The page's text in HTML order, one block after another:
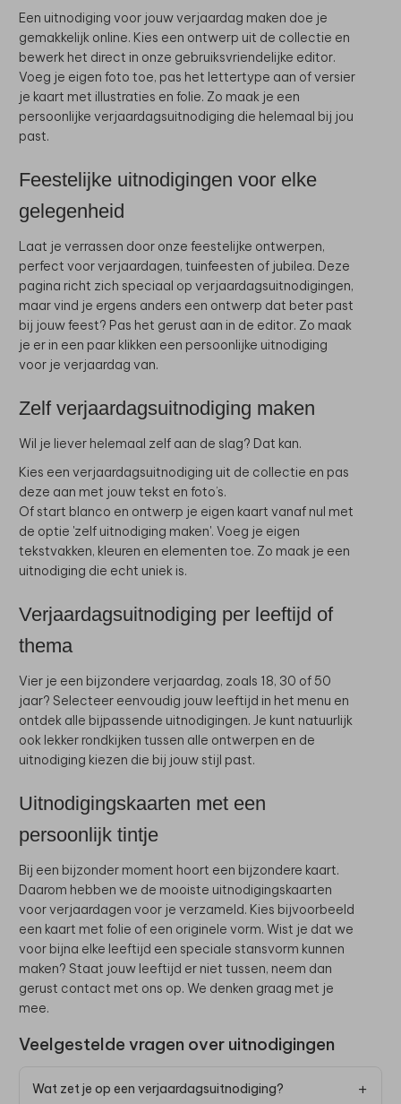
Een uitnodiging voor jouw verjaardag maken doe je
gemakkelijk online. Kies een ontwerp uit de collectie en
bewerk het direct in onze gebruiksvriendelijke editor.
Voeg je eigen foto toe, pas het lettertype aan of versier
je kaart met illustraties en folie. Zo maak je een
persoonlijke verjaardagsuitnodiging die helemaal bij jou
past.
Feestelijke uitnodigingen voor elke
gelegenheid
Laat je verrassen door onze feestelijke ontwerpen,
perfect voor verjaardagen, tuinfeesten of jubilea. Deze
pagina richt zich speciaal op verjaardagsuitnodigingen,
maar vind je ergens anders een ontwerp dat beter past
bij jouw feest? Pas het gerust aan in de editor. Zo maak
je er in een paar klikken een persoonlijke uitnodiging
voor je verjaardag van.
Zelf verjaardagsuitnodiging maken
Wil je liever helemaal zelf aan de slag? Dat kan.
Kies een verjaardagsuitnodiging uit de collectie en pas
deze aan met jouw tekst en foto’s.
Of start blanco en ontwerp je eigen kaart vanaf nul met
de optie 'zelf uitnodiging maken'. Voeg je eigen
tekstvakken, kleuren en elementen toe. Zo maak je een
uitnodiging die echt uniek is.
Verjaardagsuitnodiging per leeftijd of
thema
Vier je een bijzondere verjaardag, zoals 18, 30 of 50
jaar? Selecteer eenvoudig jouw leeftijd in het menu en
ontdek alle bijpassende uitnodigingen. Je kunt natuurlijk
ook lekker rondkijken tussen alle ontwerpen en de
uitnodiging kiezen die bij jouw stijl past.
Uitnodigingskaarten met een
persoonlijk tintje
Bij een bijzonder moment hoort een bijzondere kaart.
Daarom hebben we de mooiste uitnodigingskaarten
voor verjaardagen voor je verzameld. Kies bijvoorbeeld
een kaart met folie of een originele vorm. Wist je dat we
voor bijna elke leeftijd een speciale stansvorm kunnen
maken? Staat jouw leeftijd er niet tussen, neem dan
gerust contact met ons op. We denken graag met je
mee.
Veelgestelde vragen over uitnodigingen
Wat zet je op een verjaardagsuitnodiging?